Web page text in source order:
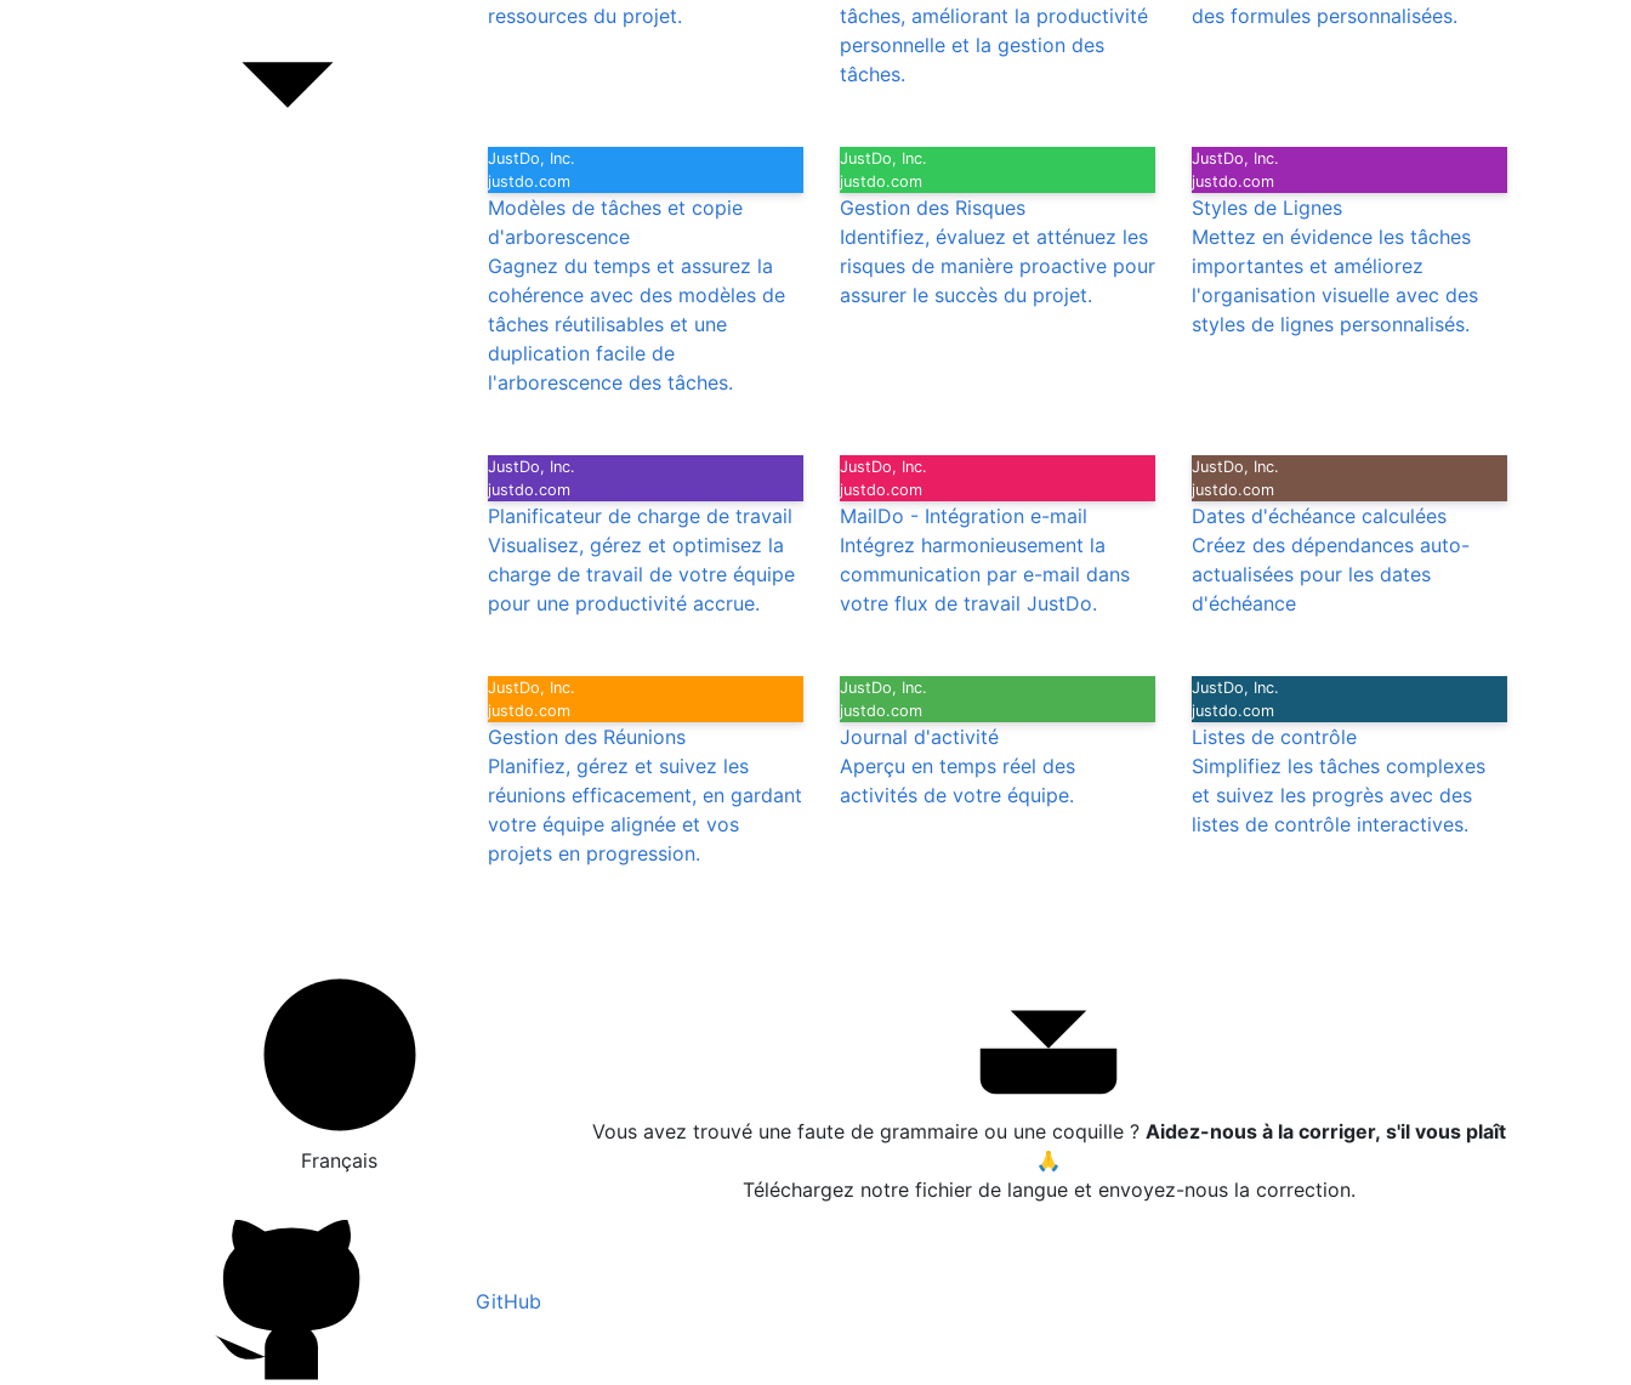
ressources du projet.
tâches, améliorant la productivité
personnelle et la gestion des
tâches.
des formules personnalisées.
JustDo, Inc.
justdo.com
Modèles de tâches et copie
d'arborescence
Gagnez du temps et assurez la
cohérence avec des modèles de
tâches réutilisables et une
duplication facile de
l'arborescence des tâches.
JustDo, Inc.
justdo.com
Gestion des Risques
Identifiez, évaluez et atténuez les
risques de manière proactive pour
assurer le succès du projet.
JustDo, Inc.
justdo.com
Styles de Lignes
Mettez en évidence les tâches
importantes et améliorez
l'organisation visuelle avec des
styles de lignes personnalisés.
JustDo, Inc.
justdo.com
Planificateur de charge de travail
Visualisez, gérez et optimisez la
charge de travail de votre équipe
pour une productivité accrue.
JustDo, Inc.
justdo.com
MailDo - Intégration e-mail
Intégrez harmonieusement la
communication par e-mail dans
votre flux de travail JustDo.
JustDo, Inc.
justdo.com
Dates d'échéance calculées
Créez des dépendances auto-
actualisées pour les dates
d'échéance
JustDo, Inc.
justdo.com
Gestion des Réunions
Planifiez, gérez et suivez les
réunions efficacement, en gardant
votre équipe alignée et vos
projets en progression.
JustDo, Inc.
justdo.com
Journal d'activité
Aperçu en temps réel des
activités de votre équipe.
JustDo, Inc.
justdo.com
Listes de contrôle
Simplifiez les tâches complexes
et suivez les progrès avec des
listes de contrôle interactives.
Français
Vous avez trouvé une faute de grammaire ou une coquille ? Aidez-nous à la corriger, s'il vous plaît
🙏
Téléchargez notre fichier de langue et envoyez-nous la correction.
GitHub